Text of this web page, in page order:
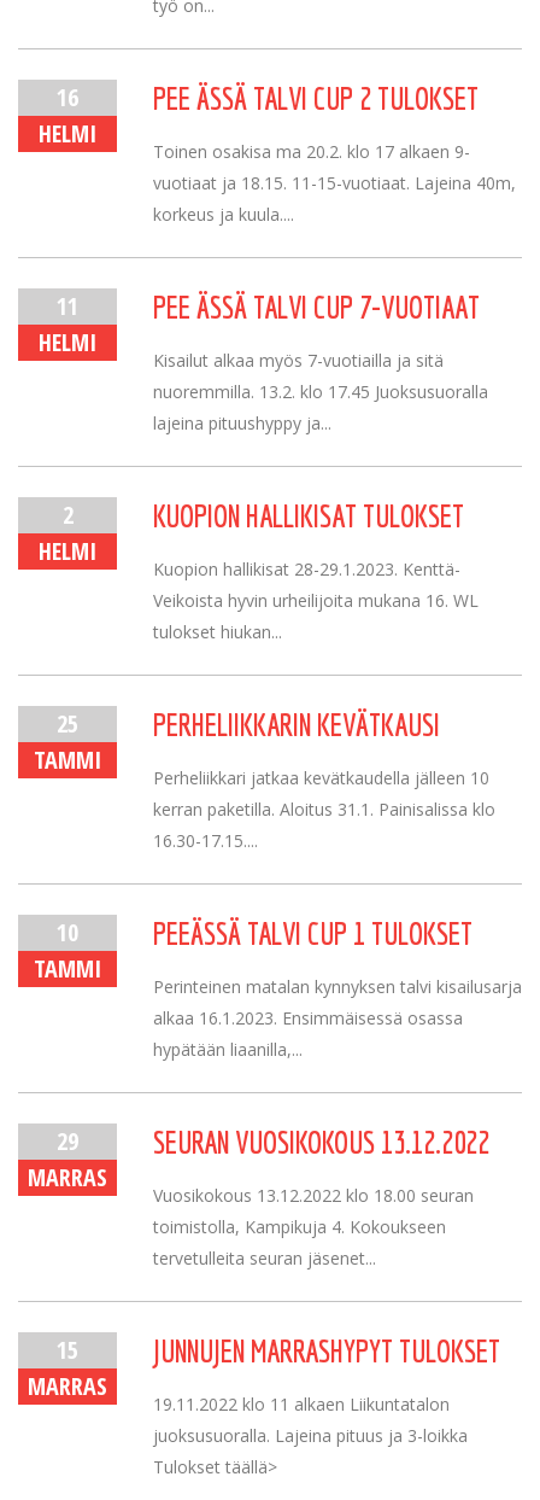
työ on...
16
HELMI
PEE ÄSSÄ TALVI CUP 2 TULOKSET
Toinen osakisa ma 20.2. klo 17 alkaen 9-
vuotiaat ja 18.15. 11-15-vuotiaat. Lajeina 40m,
korkeus ja kuula....
11
HELMI
PEE ÄSSÄ TALVI CUP 7-VUOTIAAT
Kisailut alkaa myös 7-vuotiailla ja sitä
nuoremmilla. 13.2. klo 17.45 Juoksusuoralla
lajeina pituushyppy ja...
2
HELMI
KUOPION HALLIKISAT TULOKSET
Kuopion hallikisat 28-29.1.2023. Kenttä-
Veikoista hyvin urheilijoita mukana 16. WL
tulokset hiukan...
25
TAMMI
PERHELIIKKARIN KEVÄTKAUSI
Perheliikkari jatkaa kevätkaudella jälleen 10
kerran paketilla. Aloitus 31.1. Painisalissa klo
16.30-17.15....
10
TAMMI
PEEÄSSÄ TALVI CUP 1 TULOKSET
Perinteinen matalan kynnyksen talvi kisailusarja
alkaa 16.1.2023. Ensimmäisessä osassa
hypätään liaanilla,...
29
MARRAS
SEURAN VUOSIKOKOUS 13.12.2022
Vuosikokous 13.12.2022 klo 18.00 seuran
toimistolla, Kampikuja 4. Kokoukseen
tervetulleita seuran jäsenet...
15
MARRAS
JUNNUJEN MARRASHYPYT TULOKSET
19.11.2022 klo 11 alkaen Liikuntatalon
juoksusuoralla. Lajeina pituus ja 3-loikka
Tulokset täällä>